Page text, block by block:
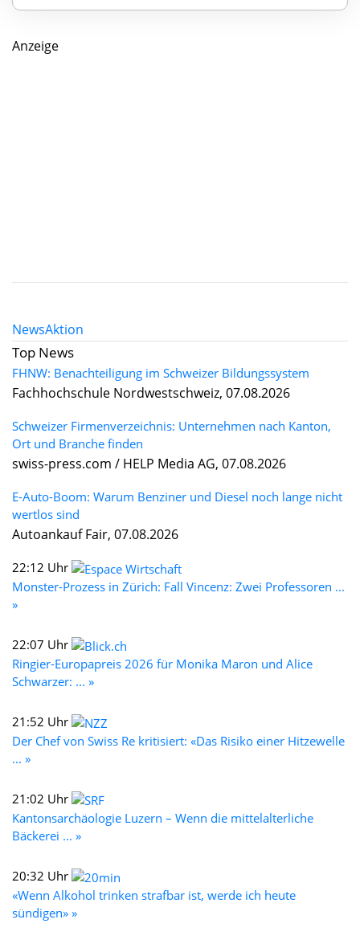
Anzeige
NewsAktion
Top News
FHNW: Benachteiligung im Schweizer Bildungssystem
Fachhochschule Nordwestschweiz, 07.08.2026
Schweizer Firmenverzeichnis: Unternehmen nach Kanton,
Ort und Branche finden
swiss-press.com / HELP Media AG, 07.08.2026
E-Auto-Boom: Warum Benziner und Diesel noch lange nicht
wertlos sind
Autoankauf Fair, 07.08.2026
22:12 Uhr
Monster-Prozess in Zürich: Fall Vincenz: Zwei Professoren ...
»
22:07 Uhr
Ringier-Europapreis 2026 für Monika Maron und Alice
Schwarzer: ... »
21:52 Uhr
Der Chef von Swiss Re kritisiert: «Das Risiko einer Hitzewelle
... »
21:02 Uhr
Kantonsarchäologie Luzern – Wenn die mittelalterliche
Bäckerei ... »
20:32 Uhr
«Wenn Alkohol trinken strafbar ist, werde ich heute
sündigen» »